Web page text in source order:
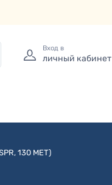
Вход в
личный кабинет
130 MET)